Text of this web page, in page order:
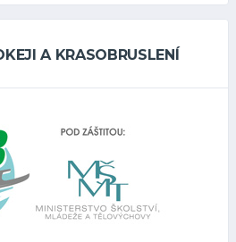
A KRASOBRUSLENÍ